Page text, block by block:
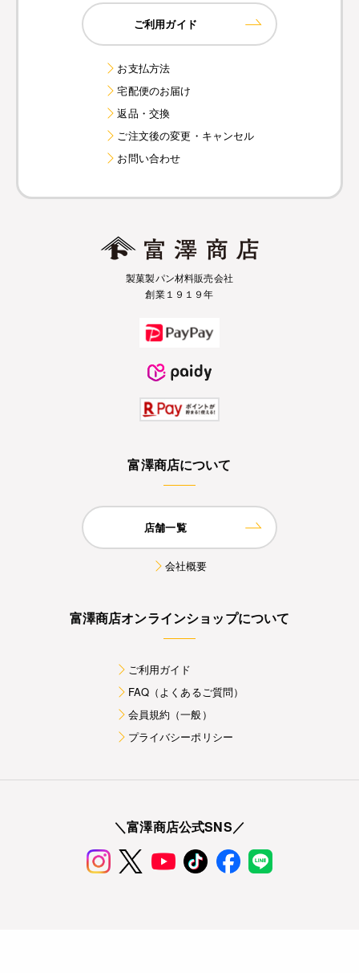
ご利用ガイド
お支払方法
宅配便のお届け
返品・交換
ご注文後の変更・キャンセル
お問い合わせ
製菓製パン材料販売会社
創業１９１９年
富澤商店について
店舗一覧
会社概要
富澤商店オンラインショップについて
ご利用ガイド
FAQ（よくあるご質問）
会員規約（一般）
プライバシーポリシー
＼富澤商店公式SNS／